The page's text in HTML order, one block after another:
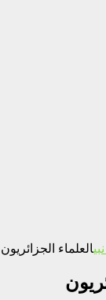
العلماء الجزائريون